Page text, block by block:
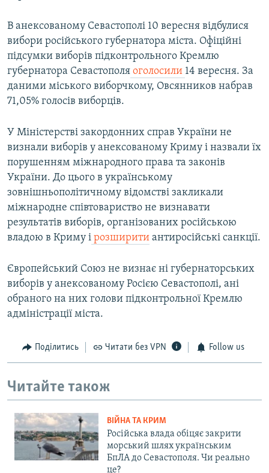
В анексованому Севастополі 10 вересня відбулися
вибори російського губернатора міста. Офіційні
підсумки виборів підконтрольного Кремлю
губернатора Севастополя оголосили 14 вересня. За
даними міського виборчкому, Овсянников набрав
71,05% голосів виборців.
У Міністерстві закордонних справ України не
визнали виборів у анексованому Криму і назвали їх
порушенням міжнародного права та законів
України. До цього в українському
зовнішньополітичному відомстві закликали
міжнародне співтовариство не визнавати
результатів виборів, організованих російською
владою в Криму і розширити антиросійські санкції.
Європейський Союз не визнає ні губернаторських
виборів у анексованому Росією Севастополі, ані
обраного на них голови підконтрольної Кремлю
адміністрації міста.
Поділитись Читати без VPN Follow us
Читайте також
ВІЙНА ТА КРИМ
Російська влада обіцяє закрити
морський шлях українським
БпЛА до Севастополя. Чи реально
це?